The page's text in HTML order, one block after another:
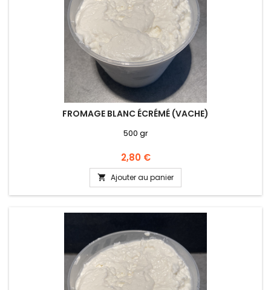
FROMAGE BLANC ÉCRÉMÉ (VACHE)
500 gr
Prix
2,80 €
 Ajouter au panier